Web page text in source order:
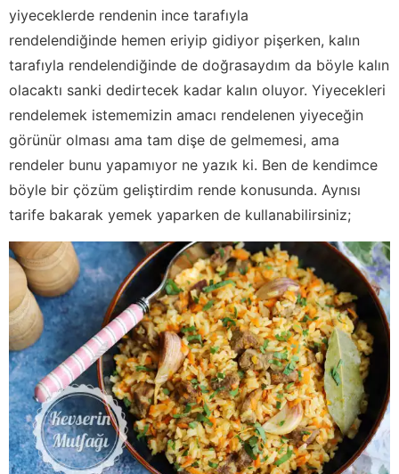
yiyeceklerde rendenin ince tarafıyla
rendelendiğinde hemen eriyip gidiyor pişerken, kalın
tarafıyla rendelendiğinde de doğrasaydım da böyle kalın
olacaktı sanki dedirtecek kadar kalın oluyor. Yiyecekleri
rendelemek istememizin amacı rendelenen yiyeceğin
görünür olması ama tam dişe de gelmemesi, ama
rendeler bunu yapamıyor ne yazık ki. Ben de kendimce
böyle bir çözüm geliştirdim rende konusunda. Aynısı
tarife bakarak yemek yaparken de kullanabilirsiniz;